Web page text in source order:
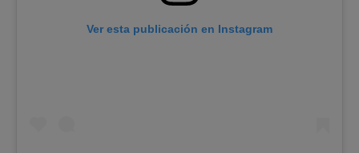
Ver esta publicación en Instagram